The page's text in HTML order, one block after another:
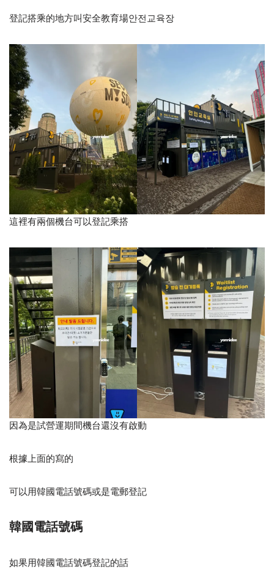
登記搭乘的地方叫安全教育場안전교육장
這裡有兩個機台可以登記乘搭
因為是試營運期間機台還沒有啟動
根據上面的寫的
可以用韓國電話號碼或是電郵登記
韓國電話號碼
如果用韓國電話號碼登記的話